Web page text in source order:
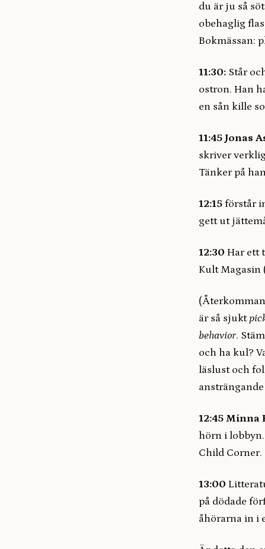
du är ju så
obehaglig
Bokmässan:
11:30: Står
ostron. Han
en sån kille
11:45 Jonas
skriver
Tänker på
12:15 förstår
gett ut
12:30 Har ett
Kult Magasin
är så sjukt
behavior.
och ha kul?
läslust och
12:45 Minna
hörn i
Child Corner.
13:00
på dödade
åhörarna in i